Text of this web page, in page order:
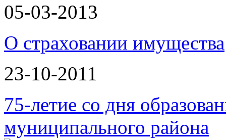
05-03-2013
О страховании имущества
23-10-2011
75-летие со дня
муниципального района